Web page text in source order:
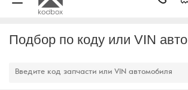
Подбор по коду или VIN